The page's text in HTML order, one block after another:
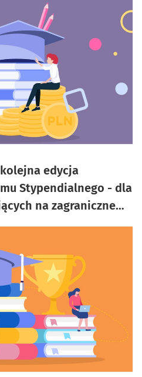
edycja
Stypendialnego - dla
na zagraniczne
letnim.